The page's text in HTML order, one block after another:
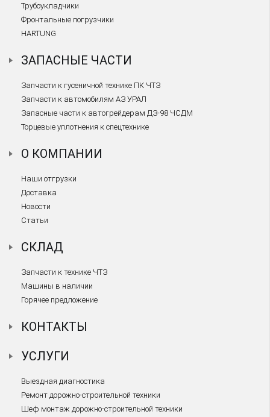
Трубоукладчики
Фронтальные погрузчики
HARTUNG
ЗАПАСНЫЕ ЧАСТИ
Запчасти к гусеничной технике ПК ЧТЗ
Запчасти к автомобилям АЗ УРАЛ
Запасные части к автогрейдерам ДЗ-98 ЧСДМ
Торцевые уплотнения к спецтехнике
О КОМПАНИИ
Наши отгрузки
Доставка
Новости
Статьи
СКЛАД
Запчасти к технике ЧТЗ
Машины в наличии
Горячее предложение
КОНТАКТЫ
УСЛУГИ
Выездная диагностика
Ремонт дорожно-строительной техники
Шеф монтаж дорожно-строительной техники